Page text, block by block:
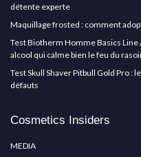
détente experte
Maquillage frosted : comment
Test Biotherm Homme Basics Line
alcool qui calme bien le feu du
Test Skull Shaver Pitbull Gold Pro :
défauts
Cosmetics Insiders
MEDIA